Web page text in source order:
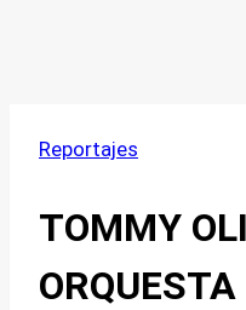
Reportajes
TOMMY